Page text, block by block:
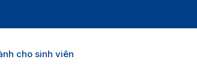
cho sinh viên